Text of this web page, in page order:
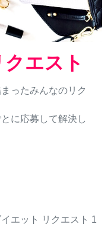
エスト
ったみんなのリク
に応募して解決し
エット リクエスト 1